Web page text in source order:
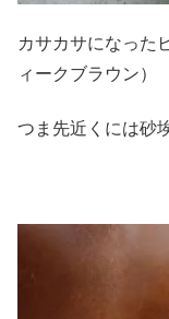
カサカサになった
ィークブラウン）
つま先近くには砂